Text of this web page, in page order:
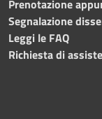
Prenotazione
Segnalazione
Leggi le FAQ
Richiesta di